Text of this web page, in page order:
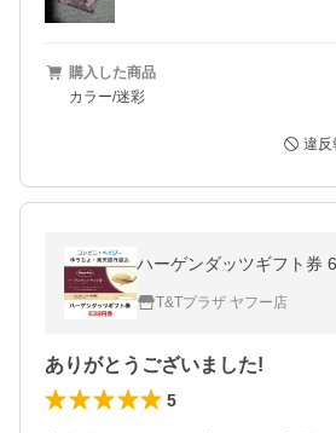
購入した商品
カラー/迷彩
違反
ハーゲンダッツギフト券
T&Tプラザ ヤフー店
ありがとうございました!
5